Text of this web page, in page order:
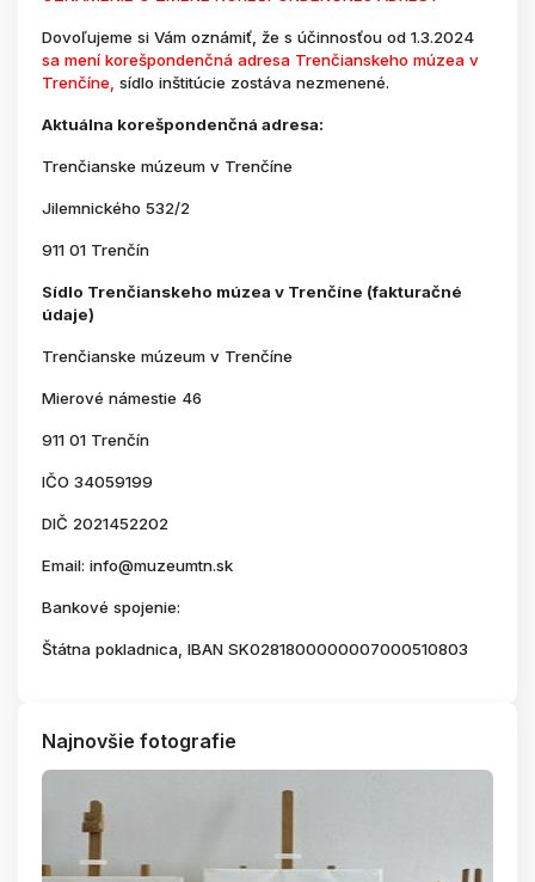
Dovoľujeme si Vám oznámiť, že s účinnosťou od 1.3.2024
sa mení korešpondenčná adresa Trenčianskeho múzea v
Trenčíne, sídlo inštitúcie zostáva nezmenené.
Aktuálna korešpondenčná adresa:
Trenčianske múzeum v Trenčíne
Jilemnického 532/2
911 01 Trenčín
Sídlo Trenčianskeho múzea v Trenčíne (fakturačné
údaje)
Trenčianske múzeum v Trenčíne
Mierové námestie 46
911 01 Trenčín
IČO 34059199
DIČ 2021452202
Email: info@muzeumtn.sk
Bankové spojenie:
Štátna pokladnica, IBAN SK0281800000007000510803
Najnovšie fotografie